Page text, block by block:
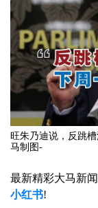
旺朱乃迪说，反跳
马制图-
最新精彩大马新
小红书!